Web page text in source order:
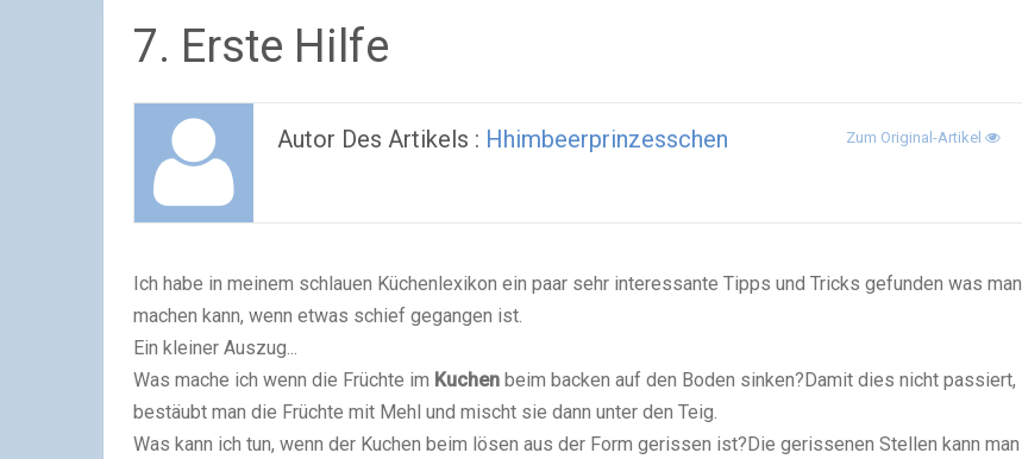
7. Erste Hilfe
Autor Des Artikels : Hhimbeerprinzesschen Zum Original-Artikel
Ich habe in meinem schlauen Küchenlexikon ein paar sehr interessante Tipps und Tricks gefunden was man
machen kann, wenn etwas schief gegangen ist.
Ein kleiner Auszug...
Was mache ich wenn die Früchte im Kuchen beim backen auf den Boden sinken?Damit dies nicht passiert,
bestäubt man die Früchte mit Mehl und mischt sie dann unter den Teig.
Was kann ich tun, wenn der Kuchen beim lösen aus der Form gerissen ist?Die gerissenen Stellen kann man